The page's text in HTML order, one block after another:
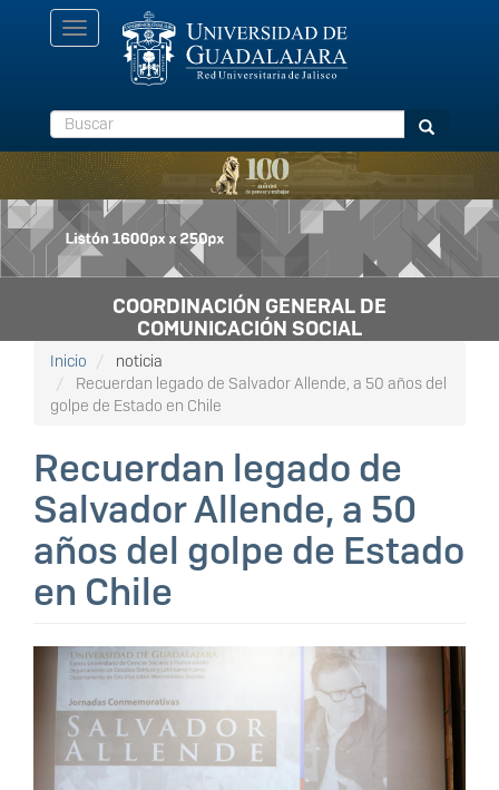
Toggle
navigation
Buscar Buscar
COORDINACIÓN GENERAL DE
COMUNICACIÓN SOCIAL
Inicio
noticia
Recuerdan legado de Salvador Allende, a 50 años del
golpe de Estado en Chile
Recuerdan legado de
Salvador Allende, a 50
años del golpe de Estado
en Chile